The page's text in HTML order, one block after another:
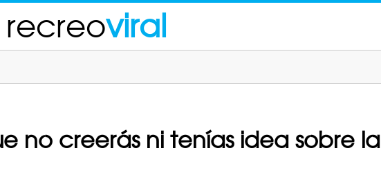
recreoviral
no creerás ni tenías idea sobre la